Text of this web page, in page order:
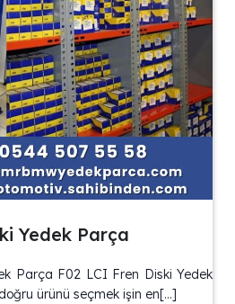
Yedek Parça
Parça F02 LCI Fren Diski Yedek
ürünü seçmek işin en[…]